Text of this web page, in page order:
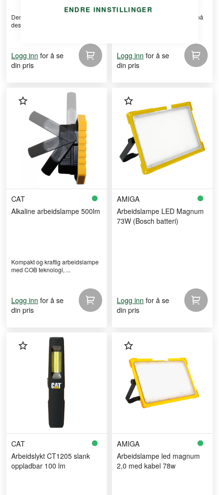
ENDRE INNSTILLINGER
Den innovative og sporty
designen til CT7105 gir de ...
Logg inn for å se
din pris
Liten, oppladbar batterilampe på
Logg inn for å se
din pris
CAT
Alkaline arbeidslampe 500lm
Kompakt og kraftig arbeidslampe
med COB teknologi, ...
Logg inn for å se
din pris
AMIGA
Arbeidslampe LED Magnum
73W (Bosch batteri)
Logg inn for å se
din pris
CAT
Arbeidslykt CT1205 slank
oppladbar 100 lm
AMIGA
Arbeidslampe led magnum
2,0 med kabel 78w